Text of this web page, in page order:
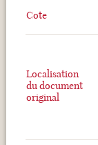
Cote
Localisation
du document
original